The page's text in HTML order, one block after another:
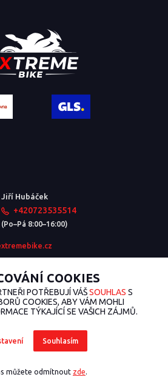
Jiří Hubáček
+420723535514
(Po–Pá 8:00–16:00)
na
Eshop-rychle.cz
COOKIES
POTŘEBUJÍ VÁŠSOUHLAS S
COOKIES, ABY VÁM MOHLI
TÝKAJÍCÍ SE VAŠICH ZÁJMŮ.
Souhlasím
můžete odmítnout zde.